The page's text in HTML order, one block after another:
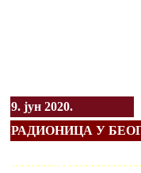
9. јун 2020.
РАДИОНИЦА У
............... .